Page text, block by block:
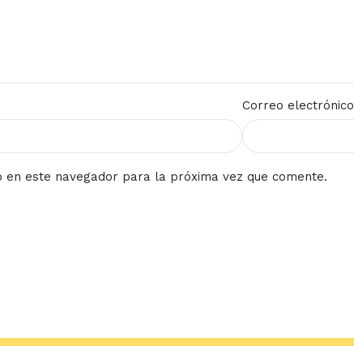
Correo electrónico
este navegador para la próxima vez que comente.